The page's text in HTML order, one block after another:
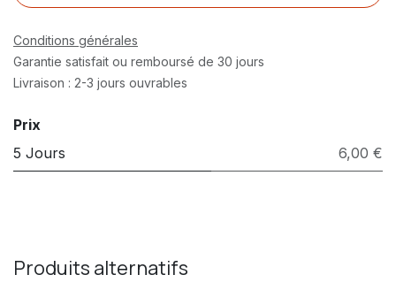
Conditions générales
Garantie satisfait ou remboursé de 30 jours
Livraison : 2-3 jours ouvrables
Prix
5 Jours
6,00 €
Produits alternatifs